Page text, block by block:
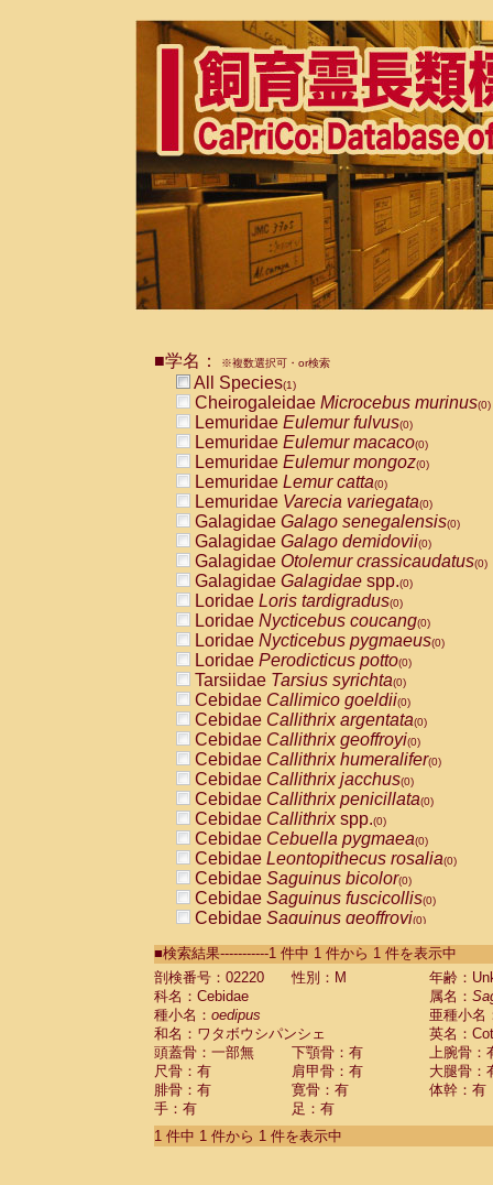
■学名： ※複数選択可・or検索
All Species(1)
Cheirogaleidae Microcebus murinus(0)
Lemuridae Eulemur fulvus(0)
Lemuridae Eulemur macaco(0)
Lemuridae Eulemur mongoz(0)
Lemuridae Lemur catta(0)
Lemuridae Varecia variegata(0)
Galagidae Galago senegalensis(0)
Galagidae Galago demidovii(0)
Galagidae Otolemur crassicaudatus(0)
Galagidae Galagidae spp.(0)
Loridae Loris tardigradus(0)
Loridae Nycticebus coucang(0)
Loridae Nycticebus pygmaeus(0)
Loridae Perodicticus potto(0)
Tarsiidae Tarsius syrichta(0)
Cebidae Callimico goeldii(0)
Cebidae Callithrix argentata(0)
Cebidae Callithrix geoffroyi(0)
Cebidae Callithrix humeralifer(0)
Cebidae Callithrix jacchus(0)
Cebidae Callithrix penicillata(0)
Cebidae Callithrixspp.(0)
Cebidae Cebuella pygmaea(0)
Cebidae Leontopithecus rosalia(0)
Cebidae Saguinus bicolor(0)
Cebidae Saguinus fuscicollis(0)
Cebidae Saguinus geoffroyi(0)
CebidaeSaguinus labiatus(0)
Cebidae Saguinus leucopus (0)
Cebidae
Cebidae
CebidaeSaguinus nigricollis (0)
Cebidae Saguinus oedipus
Cebidae Saguinus weddelli
Cebidae Saguinusspp.
Cebidae Aotus trivirgatus
Cebidae Cebus albifrons
■検索結果-----------1 件中 1 件から 1 件を表示中
剖検番号：02220
性別：M
年齢：
科名：Cebidae
属名：
種小名： oedipus
亜種小名
和名：ワタボウシパンシェ
英名：
頭蓋骨：一部無
下顎骨：有
上腕骨：
尺骨：有
肩甲骨：有
大腿骨：
腓骨：有
寛骨：有
体幹：有
手：有
足：有
1 件中 1 件から 1 件を表示中